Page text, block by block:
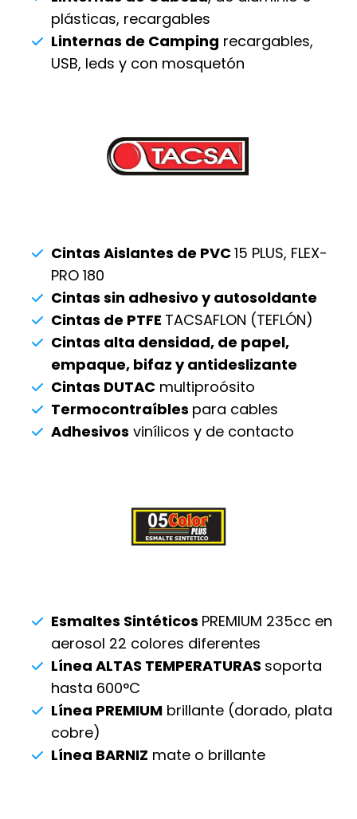
plásticas, recargables
Linternas de Camping recargables,
USB, leds y con mosquetón
Cintas Aislantes de PVC15 PLUS, FLEX-
PRO 180
Cintas sin adhesivo y autosoldante
Cintas de PTFE TACSAFLON (TEFLÓN)
Cintas alta densidad, de papel,
empaque, bifaz y antideslizante
Cintas DUTAC multiproósito
Termocontraíbles para cables
Adhesivos vinílicos y de contacto
Esmaltes Sintéticos PREMIUM 235cc en
aerosol 22 colores diferentes
Línea ALTAS TEMPERATURAS soporta
hasta 600°C
Línea PREMIUM brillante (dorado, plata
cobre)
Línea BARNIZ mate o brillante